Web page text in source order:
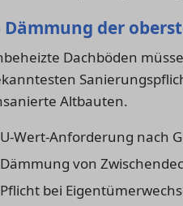
Dämmung der
Dachböden
Altbauten.
U-Wert-Anforderung nach
Dämmung von
Pflicht bei